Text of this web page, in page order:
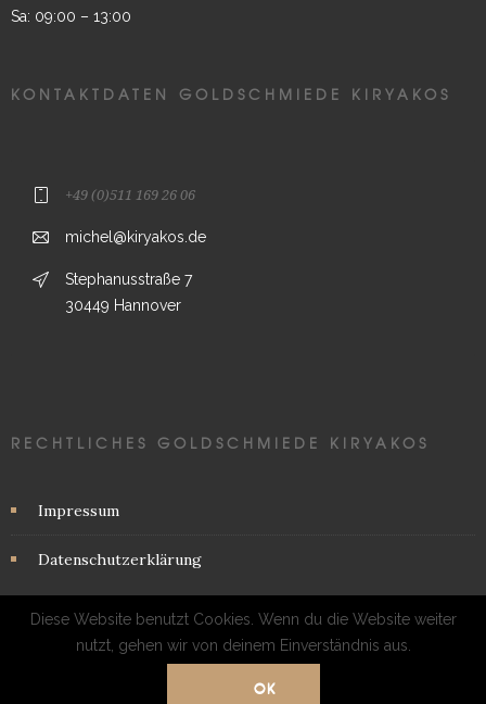
Sa: 09:00 – 13:00
KONTAKTDATEN GOLDSCHMIEDE KIRYAKOS
+49 (0)511 169 26 06
michel@kiryakos.de
Stephanusstraße 7
30449 Hannover
RECHTLICHES GOLDSCHMIEDE KIRYAKOS
Impressum
Datenschutzerklärung
Diese Website benutzt Cookies. Wenn du die Website weiter
nutzt, gehen wir von deinem Einverständnis aus.
OK